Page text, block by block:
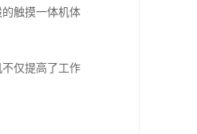
触摸一体机体
仅提高了工作